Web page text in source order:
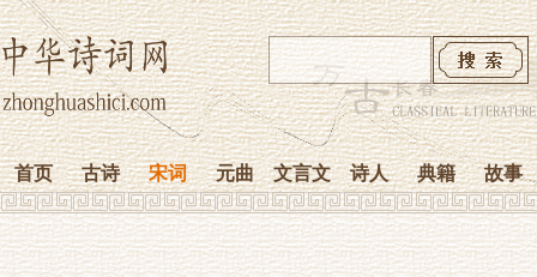
首页 古诗 宋词 元曲 文言文 诗人 典籍 故事